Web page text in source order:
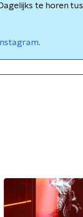
te horen
Instagram.